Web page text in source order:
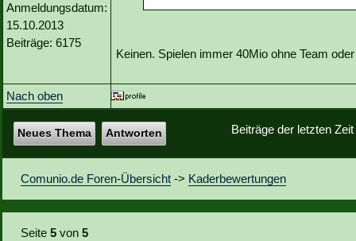
Anmeldungsdatum:
15.10.2013
Beiträge: 6175
Keinen. Spielen immer 40Mio ohne Team
Nach oben
Beiträge der letzten
Neues Thema Antworten
Comunio.de Foren-Übersicht -> Kaderbewertungen
Seite5 von5